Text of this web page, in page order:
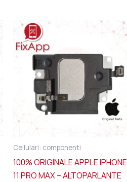
Cellulari: componenti
100% ORIGINALE APPLE IPHONE
11 PRO MAX – ALTOPARLANTE